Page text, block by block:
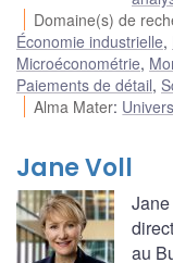
Domaine(s) de
Économie industrielle,
Microéconométrie,
Paiements de détail,
Alma Mater:
Jane Voll
au